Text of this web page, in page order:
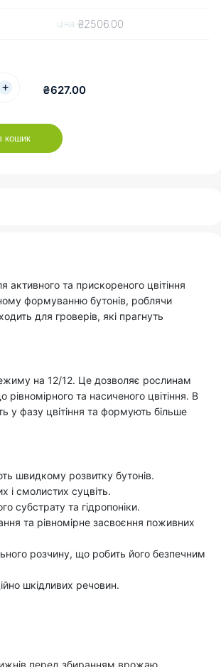
ціна ₴2506.00
₴627.00
кошик
та прискореного цвітіння
формуванню бутонів, роблячи
для гроверів, які прагнуть
на 12/12. Це дозволяє рослинам
та насиченого цвітіння. В
у фазу цвітіння та формують більше
швидкому розвитку бутонів.
і смолистих суцвіть.
субстрату та гідропоніки.
та рівномірне засвоєння поживних
розчину, що робить його безпечним
шкідливих речовин.
перед збиранням врожаю.